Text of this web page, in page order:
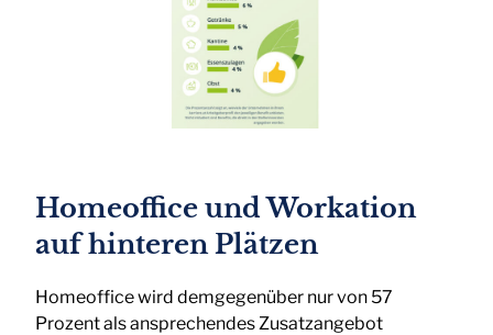
Homeoffice und Workation
auf hinteren Plätzen
Homeoffice wird demgegenüber nur von 57
Prozent als ansprechendes Zusatzangebot